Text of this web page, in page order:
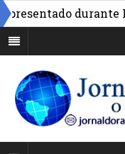
durante